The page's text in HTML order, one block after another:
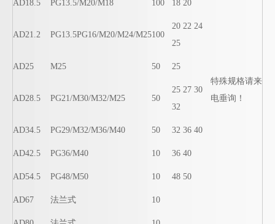
特殊规格请来
电垂询！
AD18.5 PG13.5/M20/M18 100 18 20
AD21.2 PG13.5PG16/M20/M24/M25100
20 22 24
25
AD25 M25 50 25
AD28.5 PG21/M30/M32/M25 50
25 27 30
32
AD34.5 PG29/M32/M36/M40 50 32 36 40
AD42.5 PG36/M40 10 36 40
AD54.5 PG48/M50 10 48 50
AD67 法兰式 10